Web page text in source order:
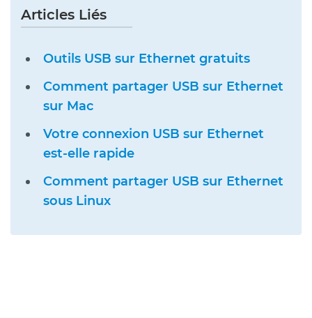
Articles Liés
Outils USB sur Ethernet gratuits
Comment partager USB sur Ethernet
sur Mac
Votre connexion USB sur Ethernet
est-elle rapide
Comment partager USB sur Ethernet
sous Linux